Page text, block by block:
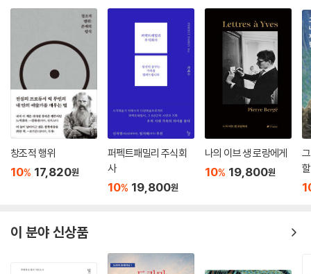
불교미술 전반으로 확대하기에는 어려움이 적지 않았다고 저자는 토로한
다. 특히 석조로 된 유적은 잘 남아 있으나 벽돌로 조적된 불탑유적들은 대
부분 최하부의 모습만을 확인하고 그 위에 새롭게 복원한 것들이 많아 진
정성에 있어서 다소 의문이 생긴다고 지적했다. 이 책의 ‘제6장 스리랑카
불탑의 형식’은 문화재연구소 허지혜 씨가 썼다.
저자는 수 년 동안 티베트, 미얀마, 스리랑카, 네팔, 라오스, 인도 등 여러
나라의 불탑을 조사해 왔다. 앞으로 네팔, 미얀마, 태국의 불교유적을 책으
로 펴낼 계획이다.
창조적 행위
10% 17,820원
퍼펙트패밀리 주식회
사
10% 19,800원
나의 이브 생 로랑에게
10% 19,800원
이 분야 신상품